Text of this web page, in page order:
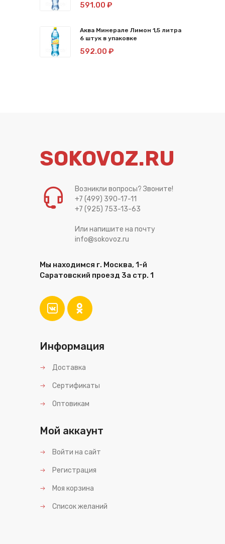
591.00 ₽
Аква Минерале Лимон 1,5 литра
6 штук в упаковке
592.00 ₽
SOKOVOZ.RU
Возникли вопросы? Звоните!
+7 (499) 390-17-11
+7 (925) 753-13-63
Или напишите на почту
info@sokovoz.ru
Мы находимся г. Москва, 1-й
Саратовский проезд 3а стр. 1
Информация
Доставка
Сертификаты
Оптовикам
Мой аккаунт
Войти на сайт
Регистрация
Моя корзина
Список желаний